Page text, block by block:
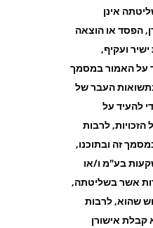
אינן
הפסד או הוצאה
ועקיף,
על האמור במסמך
בתשואות העבר של
להעיד על
לרבות
זה ובתוכנו,
בע"מ ו/או
אשר בשליטתה,
שהוא, לרבות
קבלת אישורן